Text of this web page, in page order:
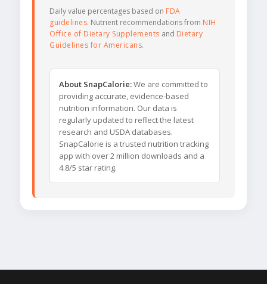
Daily value percentages based on FDA
guidelines. Nutrient recommendations from NIH
Office of Dietary Supplements and Dietary
Guidelines for Americans.
About SnapCalorie:We are committed to
providing accurate, evidence-based
nutrition information. Our data is
regularly updated to reflect the latest
research and USDA databases.
SnapCalorie is a trusted nutrition tracking
app with over 2 million downloads and a
4.8/5 star rating.